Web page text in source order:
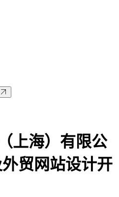
上海）有限公
贸网站设计开